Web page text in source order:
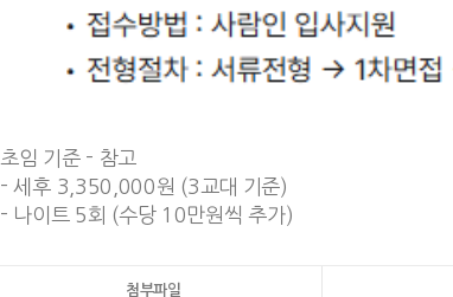
초임 기준 - 참고
- 세후 3,350,000원 (3교대 기준)
- 나이트 5회 (수당 10만원씩 추가)
첨부파일